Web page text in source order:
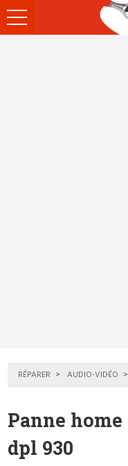
Ouvrir
le
RÉPARER AUDIO-VIDÉO
Panne
dpl 930